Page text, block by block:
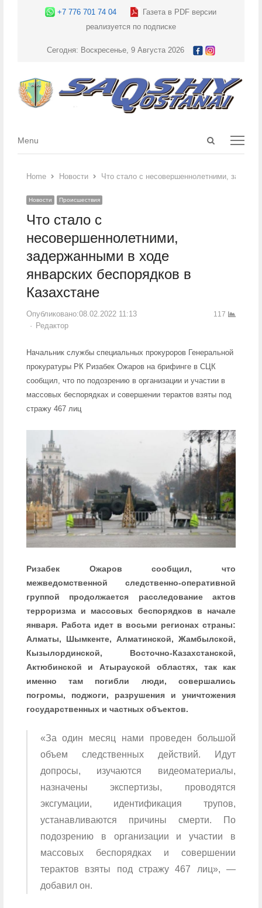
+7 776 701 74 04
Газета в PDF версии
реализуется по подписке
Сегодня: Воскресенье, 9 Августа 2026
Open
Menu
Menu
Home Новости Что стало с несовершеннолетними,
Новости Происшествия
Что стало с
несовершеннолетними,
задержанными в ходе
январских беспорядков в
Казахстане
Опубликовано:08.02.2022 11:13
Author
Редактор
117
Начальник службы специальных прокуроров Генеральной
прокуратуры РК Ризабек Ожаров на брифинге в СЦК
сообщил, что по подозрению в организации и участии в
массовых беспорядках и совершении терактов взяты под
стражу 467 лиц
Ризабек Ожаров сообщил, что
межведомственной следственно-оперативной
группой продолжается расследование актов
терроризма и массовых беспорядков в начале
января. Работа идет в восьми регионах страны:
Алматы, Шымкенте, Алматинской, Жамбылской,
Кызылординской, Восточно-Казахстанской,
Актюбинской и Атырауской областях, так как
именно там погибли люди, совершались
погромы, поджоги, разрушения и уничтожения
государственных и частных объектов.
«За один месяц нами проведен большой
объем следственных действий. Идут
допросы, изучаются видеоматериалы,
назначены экспертизы, проводятся
эксгумации, идентификация трупов,
устанавливаются причины смерти. По
подозрению в организации и участии в
массовых беспорядках и совершении
терактов взяты под стражу 467 лиц», —
добавил он.